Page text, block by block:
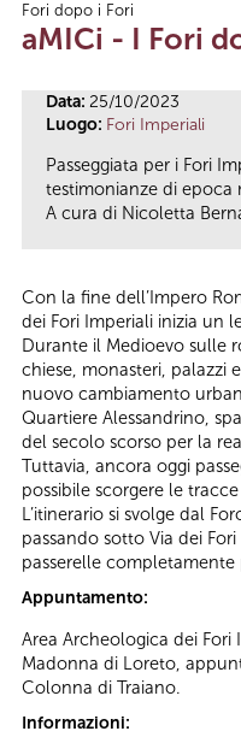
Tu sei qui
Fori dopo i Fori
aMICi - I Fori
Data: 25/10/2023
Luogo: Fori Imperiali
Passeggiata per i Fori
testimonianze di epoca
A cura di Nicoletta
Con la fine dell’Impero
dei Fori Imperiali inizia un
Durante il Medioevo sulle
chiese, monasteri, palazzi
nuovo cambiamento
Quartiere Alessandrino,
del secolo scorso per la
Tuttavia, ancora oggi
possibile scorgere le
L’itinerario si svolge dal
passando sotto Via dei
passerelle
Appuntamento:
Area Archeologica dei Fori
Madonna di Loreto,
Colonna di Traiano.
Informazioni: